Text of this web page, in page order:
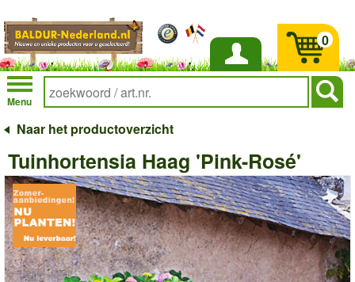
Inloggen
Menu
0
Naar het productoverzicht
Tuinhortensia Haag 'Pink-Rosé'